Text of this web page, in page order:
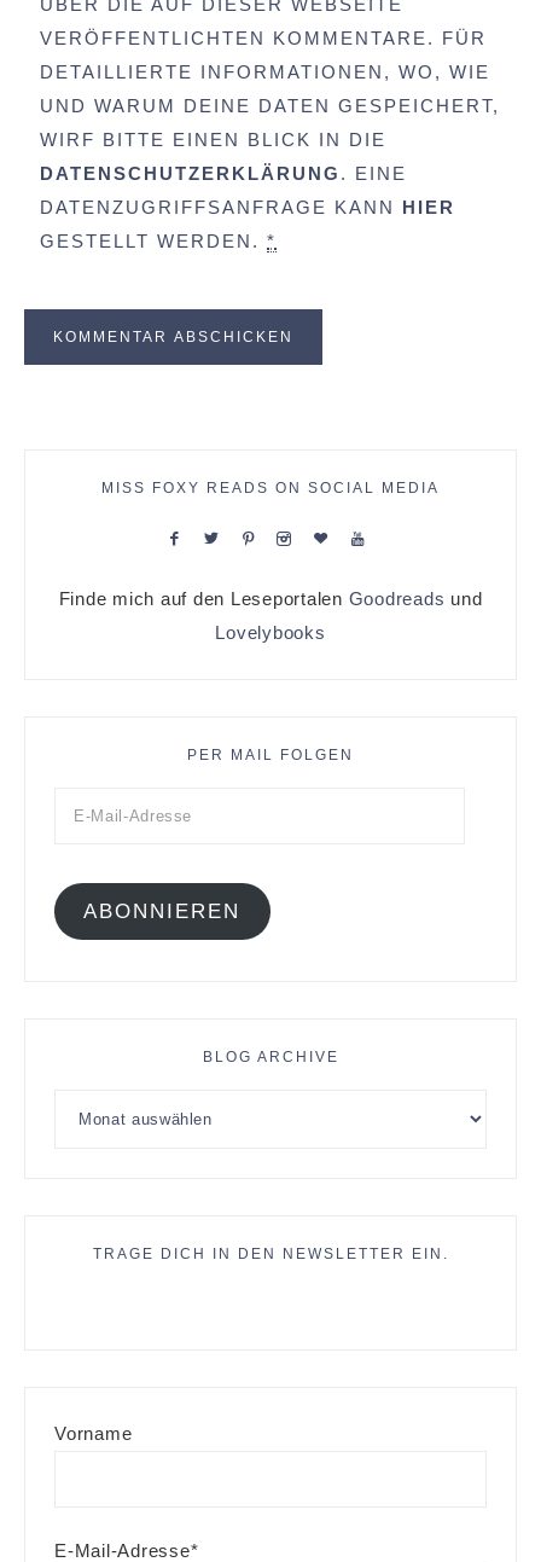
ÜBER DIE AUF DIESER WEBSEITE
VERÖFFENTLICHTEN KOMMENTARE. FÜR
DETAILLIERTE INFORMATIONEN, WO, WIE
UND WARUM DEINE DATEN GESPEICHERT,
WIRF BITTE EINEN BLICK IN DIE
DATENSCHUTZERKLÄRUNG . EINE
DATENZUGRIFFSANFRAGE KANN HIER
GESTELLT WERDEN. *
MISS FOXY READS ON SOCIAL MEDIA
Finde mich auf den Leseportalen Goodreads und
Lovelybooks
PER MAIL FOLGEN
ABONNIEREN
BLOG ARCHIVE
TRAGE DICH IN DEN NEWSLETTER EIN.
Vorname
E-Mail-Adresse*